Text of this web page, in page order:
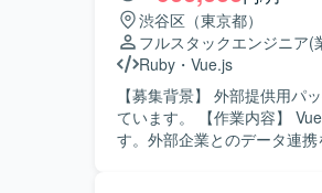
渋谷区（東京都）
フルスタックエンジニア(
Ruby ・ Vue.js
【募集背景】 外部提供用パ
ています。 【作業内容】 Vue.jsやReactを用いた汎用UIパッケージの設計・実装を担当しま
す。外部企業とのデータ連